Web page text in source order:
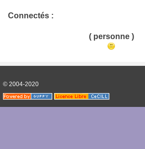
Connectés :
( personne )
© 2004-2020